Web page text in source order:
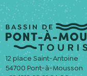
12 place Saint-Antoine
54700 Pont-à-Mousson